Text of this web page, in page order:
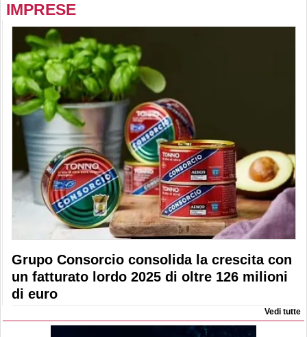
IMPRESE
Grupo Consorcio consolida la crescita con
un fatturato lordo 2025 di oltre 126 milioni
di euro
Vedi tutte